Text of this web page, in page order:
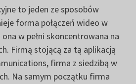
to jeden ze sposobów
forma połączeń wideo w
w pełni skoncentrowana na
Firmą stojącą za tą aplikacją
firma z siedzibą w
Na samym początku firma